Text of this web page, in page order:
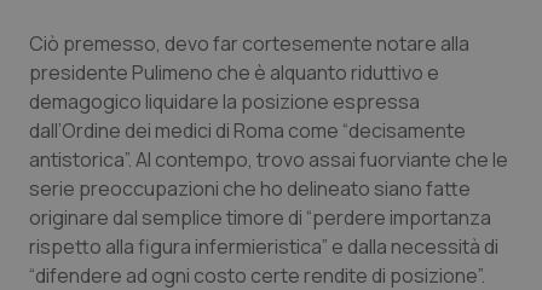
Molise
Piemonte
Provincia Autonoma di Bolzano
Provincia Autonoma di Trento
Epatiti
HIV
Infezioni & Febbre
Ipertensione & Scompenso
Ciò premesso, devo far cortesemente notare alla
presidente Pulimeno che è alquanto riduttivo e
demagogico liquidare la posizione espressa
dall’Ordine dei medici di Roma come “decisamente
antistorica”. Al contempo, trovo assai fuorviante che le
serie preoccupazioni che ho delineato siano fatte
originare dal semplice timore di “perdere importanza
rispetto alla figura infermieristica” e dalla necessità di
“difendere ad ogni costo certe rendite di posizione”.